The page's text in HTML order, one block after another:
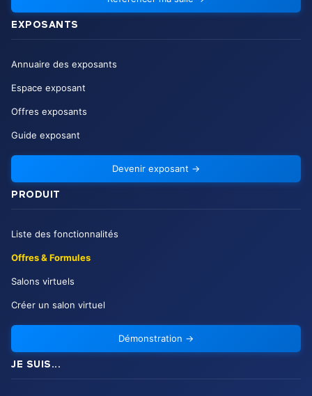
EXPOSANTS
Annuaire des exposants
Espace exposant
Offres exposants
Guide exposant
Devenir exposant →
PRODUIT
Liste des fonctionnalités
Offres & Formules
Salons virtuels
Créer un salon virtuel
Démonstration →
JE SUIS...